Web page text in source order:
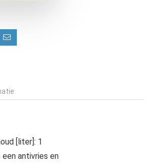
[liter]: 1
een antivries en